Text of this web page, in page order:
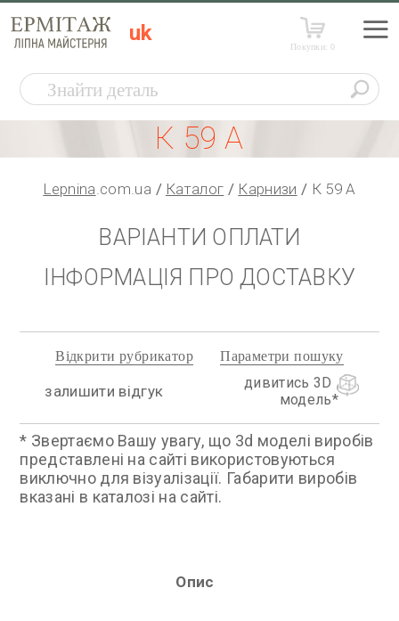
uk
Покупки:0
К 59 А
Lepnina.com.ua Каталог Карнизи К 59 А
ВАРІАНТИ ОПЛАТИ
ІНФОРМАЦІЯ ПРО ДОСТАВКУ
залишити відгук
дивитись 3D
модель
Відкрити рубрикатор Параметри пошуку
* Звертаємо Вашу увагу, що 3d моделі виробів
представлені на сайті використовуються
виключно для візуалізації. Габарити виробів
вказані в каталозі на сайті.
Опис